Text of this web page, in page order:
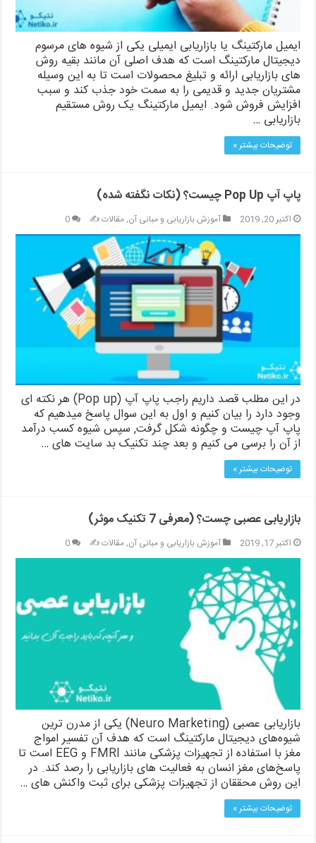
ایمیل مارکتینگ یا بازاریابی ایمیلی یکی از شیوه های مرسوم
دیجیتال مارکتینگ است که هدف اصلی آن مانند بقیه روش
های بازاریابی ارائه و تبلیغ محصولات است تا به این وسیله
مشتریان جدید و قدیمی را به سمت خود جذب کند و سبب
افزایش فروش شود. ایمیل مارکتینگ یک روش مستقیم
بازاریابی …
توضیحات بیشتر »
پاپ آپ Pop Up چیست؟ (نکات نگفته شده)
اکتبر 20, 2019 آموزش بازاریابی و مبانی آن,مقالات ✍️ 0
در این مطلب قصد داریم راجب پاپ آپ (Pop up) هر نکته ای
وجود دارد را بیان کنیم و اول به این سوال پاسخ میدهیم که
پاپ آپ چیست و چگونه شکل گرفت, سپس شیوه کسب درآمد
از آن را برسی می کنیم و بعد چند تکنیک بد سایت های …
توضیحات بیشتر »
بازاریابی عصبی چست؟ (معرفی 7 تکنیک موثر)
اکتبر 17, 2019 آموزش بازاریابی و مبانی آن,مقالات ✍️ 0
بازاریابی عصبی (Neuro Marketing) یکی از مدرن ترین
شیوه‌های دیجیتال مارکتینگ است که هدف آن تفسیر امواج
مغز با استفاده از تجهیزات پزشکی مانند FMRI و EEG است تا
پاسخ‌های مغز انسان به فعالیت های بازاریابی را رصد کند. در
این روش محققان از تجهیزات پزشکی برای ثبت واکنش های …
توضیحات بیشتر »